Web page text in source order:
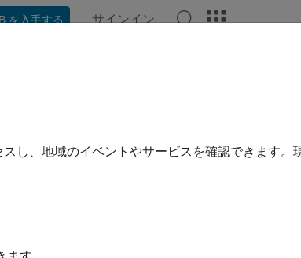
を入手する サインイン
トコル
れた I2C、SPI、シリアル、および CAN デバイス
た I2C、SPI、シリアル、および CAN デバイスに
し、地域のイベントやサービスを確認できます。